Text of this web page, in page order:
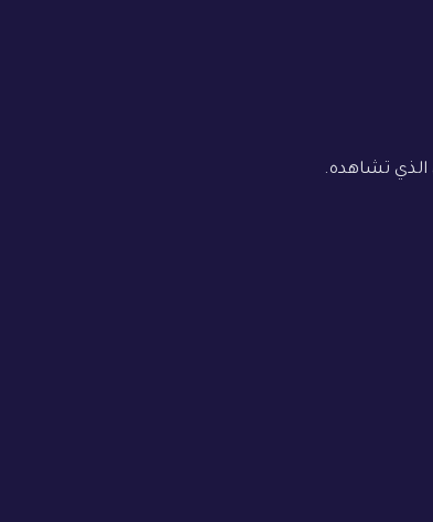
الذي تشاهده.